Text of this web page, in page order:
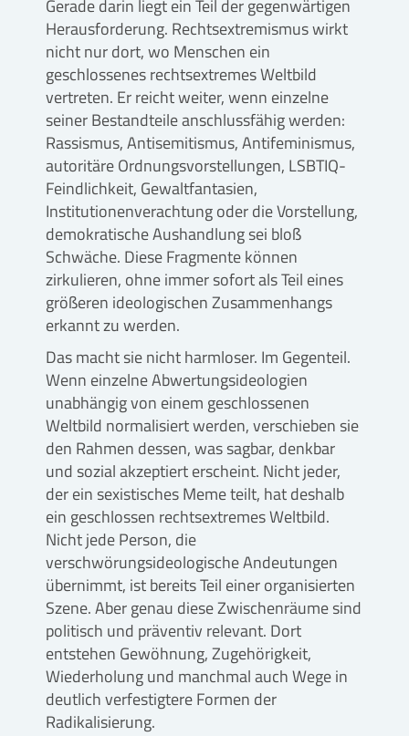
Gerade darin liegt ein Teil der gegenwärtigen
Herausforderung. Rechtsextremismus wirkt
nicht nur dort, wo Menschen ein
geschlossenes rechtsextremes Weltbild
vertreten. Er reicht weiter, wenn einzelne
seiner Bestandteile anschlussfähig werden:
Rassismus, Antisemitismus, Antifeminismus,
autoritäre Ordnungsvorstellungen, LSBTIQ-
Feindlichkeit, Gewaltfantasien,
Institutionenverachtung oder die Vorstellung,
demokratische Aushandlung sei bloß
Schwäche. Diese Fragmente können
zirkulieren, ohne immer sofort als Teil eines
größeren ideologischen Zusammenhangs
erkannt zu werden.
Das macht sie nicht harmloser. Im Gegenteil.
Wenn einzelne Abwertungsideologien
unabhängig von einem geschlossenen
Weltbild normalisiert werden, verschieben sie
den Rahmen dessen, was sagbar, denkbar
und sozial akzeptiert erscheint. Nicht jeder,
der ein sexistisches Meme teilt, hat deshalb
ein geschlossen rechtsextremes Weltbild.
Nicht jede Person, die
verschwörungsideologische Andeutungen
übernimmt, ist bereits Teil einer organisierten
Szene. Aber genau diese Zwischenräume sind
politisch und präventiv relevant. Dort
entstehen Gewöhnung, Zugehörigkeit,
Wiederholung und manchmal auch Wege in
deutlich verfestigtere Formen der
Radikalisierung.